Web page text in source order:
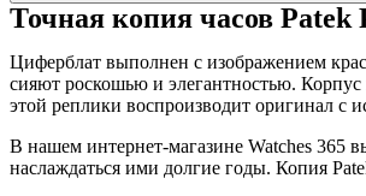
Точная копия часов Patek
Циферблат выполнен с изображением
сияют роскошью и элегантностью.
этой реплики воспроизводит оригинал с
В нашем интернет-магазине Watches 365
наслаждаться ими долгие годы. Копия